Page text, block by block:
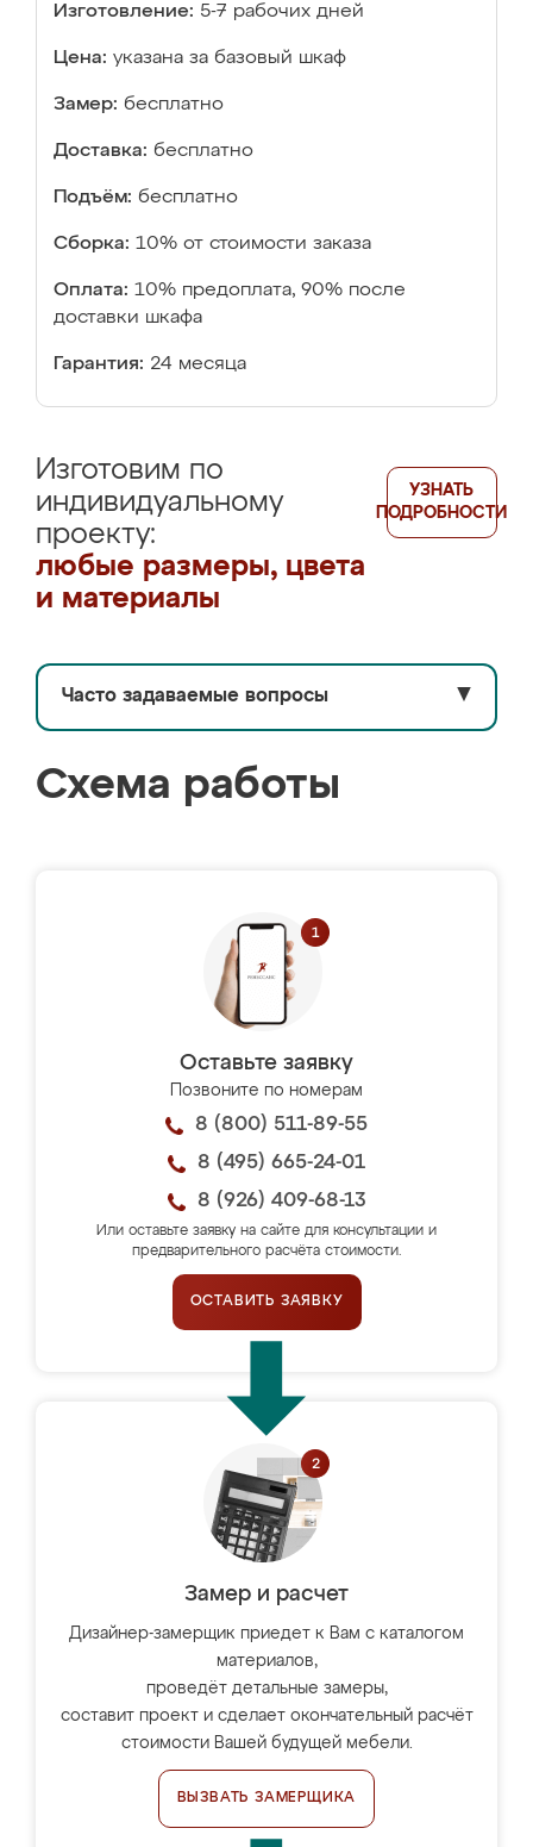
Изготовление: 5-7 рабочих дней
Цена: указана за базовый шкаф
Замер: бесплатно
Доставка: бесплатно
Подъём: бесплатно
Сборка: 10% от стоимости заказа
Оплата: 10% предоплата, 90% после
доставки шкафа
Гарантия: 24 месяца
Изготовим по
индивидуальному
проекту:
любые размеры, цвета
и материалы
УЗНАТЬ
ПОДРОБНОСТИ
Часто задаваемые вопросы ▼
Схема работы
Оставьте заявку
Позвоните по номерам
8 (800) 511-89-55
8 (495) 665-24-01
8 (926) 409-68-13
Или оставьте заявку на сайте для консультации и
предварительного расчёта стоимости.
ОСТАВИТЬ ЗАЯВКУ
Замер и расчет
Дизайнер-замерщик приедет к Вам с каталогом
материалов,
проведёт детальные замеры,
составит проект и сделает окончательный расчёт
стоимости Вашей будущей мебели.
ВЫЗВАТЬ ЗАМЕРЩИКА